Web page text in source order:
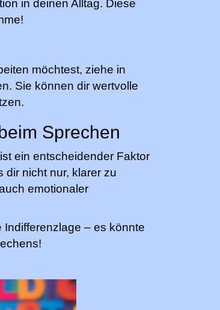
in deinen Alltag. Diese
möchtest, ziehe in
Sie können dir wertvolle
Sprechen
ein entscheidender Faktor
dir nicht nur, klarer zu
emotionaler
– es könnte